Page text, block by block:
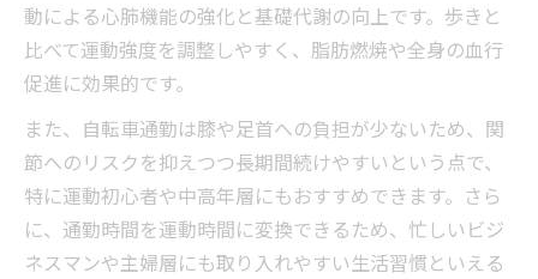
動による心肺機能の強化と基礎代謝の向上です。歩きと
比べて運動強度を調整しやすく、脂肪燃焼や全身の血行
促進に効果的です。
また、自転車通勤は膝や足首への負担が少ないため、関
節へのリスクを抑えつつ長期間続けやすいという点で、
特に運動初心者や中高年層にもおすすめできます。さら
に、通勤時間を運動時間に変換できるため、忙しいビジ
ネスマンや主婦層にも取り入れやすい生活習慣といえる